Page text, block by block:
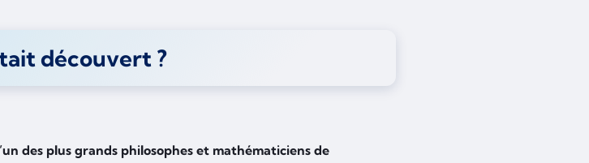
découvert ?
des plus grands philosophes et mathématiciens de